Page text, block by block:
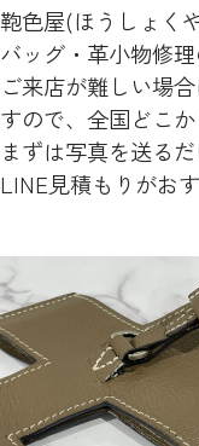
鞄色屋(ほうしょく
バッグ・革小物修理
ご来店が難しい場
すので、全国どこ
まずは写真を送る
LINE見積もりがお